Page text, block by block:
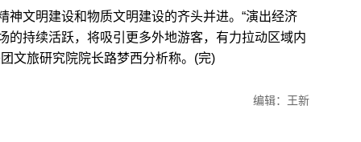
明建设和物质文明建设的齐头并进。“演出经济
的持续活跃，将吸引更多外地游客，有力拉动区域内
文旅研究院院长路梦西分析称。(完)
编辑：王新